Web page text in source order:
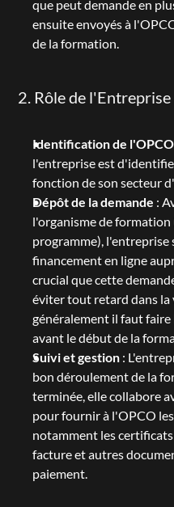
que peut demande en
ensuite envoyés à
de la formation.
2. Rôle de l'Entreprise
Identification de l'OPCO
l'entreprise est
fonction de son secteur
Dépôt de la demande :
l'organisme de
programme), l'entreprise
financement en ligne
crucial que cette
éviter tout retard dans la
généralement il faut faire
avant le début de la
Suivi et gestion :
bon déroulement de la
terminée, elle collabore
pour fournir à l'OPCO
notamment les
facture et autres
paiement.